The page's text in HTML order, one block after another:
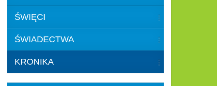
ŚWIĘCI
ŚWIADECTWA
KRONIKA